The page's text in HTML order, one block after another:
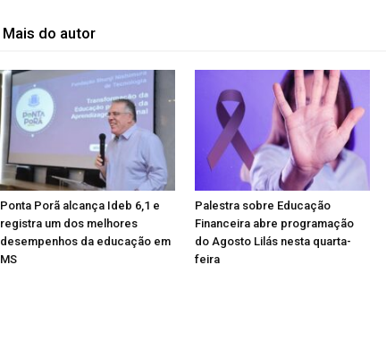
Mais do autor
Ponta Porã alcança Ideb 6,1 e
registra um dos melhores
desempenhos da educação em
MS
Palestra sobre Educação
Financeira abre programação
do Agosto Lilás nesta quarta-
feira